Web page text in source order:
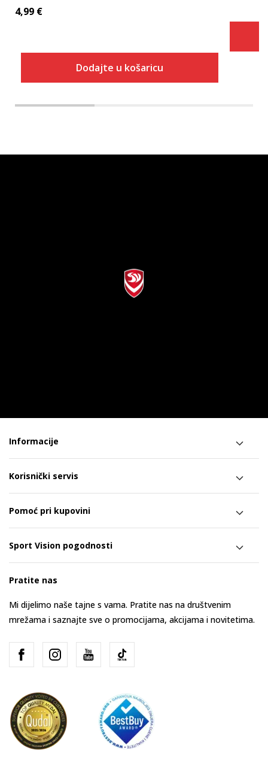
4,99 €
Dodajte u košaricu
Informacije
Korisnički servis
Pomoć pri kupovini
Sport Vision pogodnosti
Pratite nas
Mi dijelimo naše tajne s vama. Pratite nas na društvenim
mrežama i saznajte sve o promocijama, akcijama i novitetima.